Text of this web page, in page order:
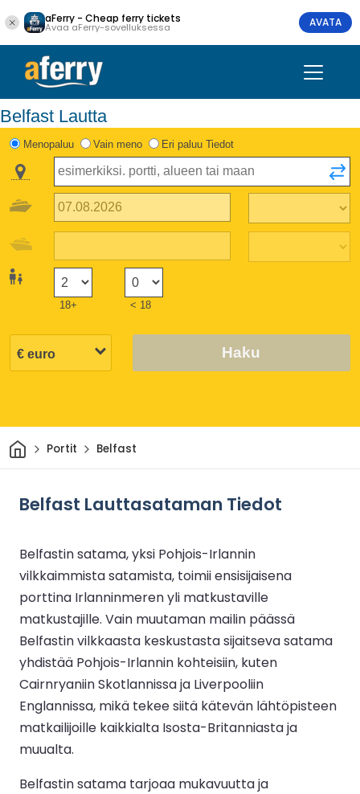
aFerry - Cheap ferry tickets
Avaa aFerry-sovelluksessa AVATA
Belfast Lautta
Menopaluu Vain meno Eri paluu Tiedot
18+ < 18
Haku
KotiinPortit Belfast
Belfast Lauttasataman Tiedot
Belfastin satama, yksi Pohjois-Irlannin
vilkkaimmista satamista, toimii ensisijaisena
porttina Irlanninmeren yli matkustaville
matkustajille. Vain muutaman mailin päässä
Belfastin vilkkaasta keskustasta sijaitseva satama
yhdistää Pohjois-Irlannin kohteisiin, kuten
Cairnryaniin Skotlannissa ja Liverpooliin
Englannissa, mikä tekee siitä kätevän lähtöpisteen
matkailijoille kaikkialta Isosta-Britanniasta ja
muualta.
Belfastin satama tarjoaa mukavuutta ja